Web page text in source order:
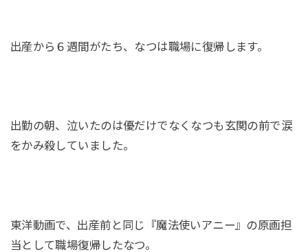
出産から６週間がたち、なつは職場に復帰します。
出勤の朝、泣いたのは優だけでなくなつも玄関の前で涙
をかみ殺していました。
東洋動画で、出産前と同じ『魔法使いアニー』の原画担
当として職場復帰したなつ。